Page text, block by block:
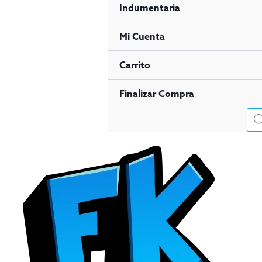
Indumentaria
Mi Cuenta
Carrito
Finalizar Compra
de